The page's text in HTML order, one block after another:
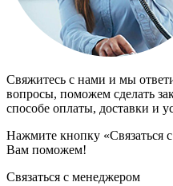
Свяжитесь с нами и мы
вопросы, поможем сделать
способе оплаты, доставки и
Нажмите кнопку «Связаться
Вам поможем!
Связаться с менеджером